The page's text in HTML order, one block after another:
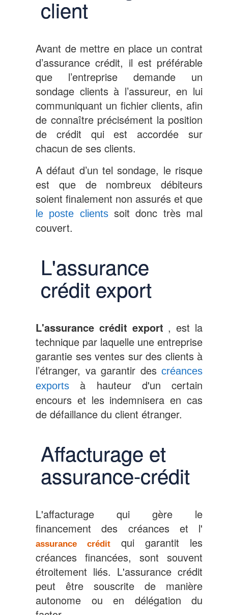
client
Avant de mettre en place un contrat
d’assurance crédit, il est préférable
que l’entreprise demande un
sondage clients à l’assureur, en lui
communiquant un fichier clients, afin
de connaître précisément la position
de crédit qui est accordée sur
chacun de ses clients.
A défaut d’un tel sondage, le risque
est que de nombreux débiteurs
soient finalement non assurés et que
le poste clients soit donc très mal
couvert.
L'assurance
crédit export
L'assurance crédit export , est la
technique par laquelle une entreprise
garantie ses ventes sur des clients à
l’étranger, va garantir des créances
exports à hauteur d'un certain
encours et les indemnisera en cas
de défaillance du client étranger.
Affacturage et
assurance-crédit
L'affacturage qui gère le
financement des créances et l'
assurance crédit qui garantit les
créances financées, sont souvent
étroitement liés. L'assurance crédit
peut être souscrite de manière
autonome ou en délégation du